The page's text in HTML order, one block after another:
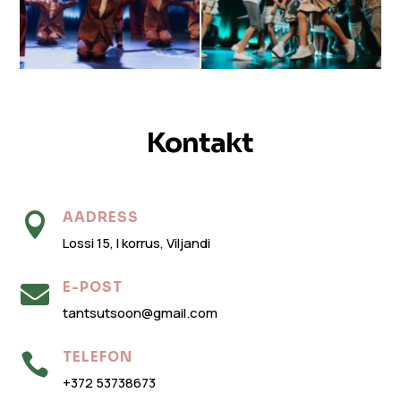
Kontakt
 AADRESS
Lossi 15, I korrus, Viljandi
 E-POST
tantsutsoon@gmail.com
 TELEFON
+372 53738673